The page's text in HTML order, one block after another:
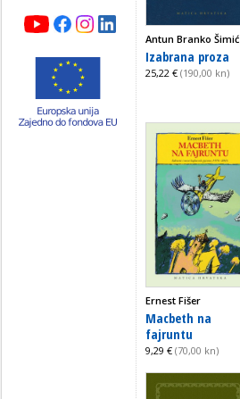
Antun Branko Šimić
Izabrana proza
25,22 € (190,00 kn)
Ernest Fišer
Macbeth na
fajruntu
9,29 € (70,00 kn)